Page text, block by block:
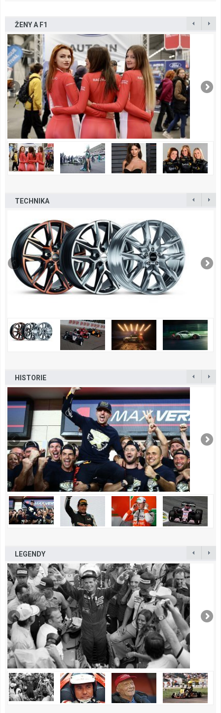
ŽENY A F1
TECHNIKA
HISTORIE
LEGENDY